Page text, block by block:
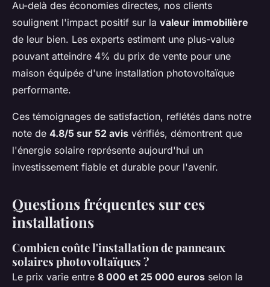
Au-delà des économies directes, nos clients
soulignent l'impact positif sur la valeur immobilière
de leur bien. Les experts estiment une plus-value
pouvant atteindre 4% du prix de vente pour une
maison équipée d'une installation photovoltaïque
performante.
Ces témoignages de satisfaction, reflétés dans notre
note de 4.8/5 sur 52 avis vérifiés, démontrent que
l'énergie solaire représente aujourd'hui un
investissement fiable et durable pour l'avenir.
Questions fréquentes sur ces
installations
Combien coûte l'installation de panneaux
solaires photovoltaïques ?
Le prix varie entre 8 000 et 25 000 euros selon la